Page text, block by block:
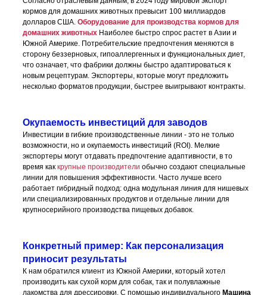
кормов для домашних животных превысит 100 миллиардов
долларов США. Оборудование для производства кормов для
домашних животныхНаиболее быстро спрос растет в Азии и
Южной Америке. Потребительские предпочтения меняются в
сторону беззерновых, гипоаллергенных и функциональных диет,
что означает, что фабрики должны быстро адаптироваться к
новым рецептурам. Экспортеры, которые могут предложить
несколько форматов продукции, быстрее выигрывают контракты.
Окупаемость инвестиций для заводов
Инвестиции в гибкие производственные линии - это не только
возможности, но и окупаемость инвестиций (ROI). Мелкие
экспортеры могут отдавать предпочтение адаптивности, в то
время как крупные производители обычно создают специальные
линии для повышения эффективности. Часто лучше всего
работает гибридный подход: одна модульная линия для нишевых
или специализированных продуктов и отдельные линии для
крупносерийного производства пищевых добавок.
Конкретный пример: Как персонализация
приносит результаты
К нам обратился клиент из Южной Америки, который хотел
производить как сухой корм для собак, так и полувлажные
лакомства для дрессировки. С помощью индивидуального Машина